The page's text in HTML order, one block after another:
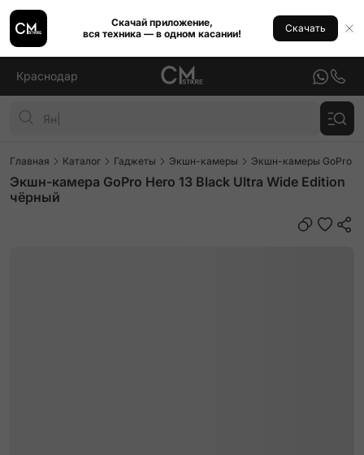
Скачай приложение,
вся техника — в одном касании!
Скачать
Краснодар
Главная Каталог Гаджеты Экшн-камеры Экшн-камеры GoPro
Экшн-камера GoPro Hero 13 Black Ultra Wide Edition
чёрный